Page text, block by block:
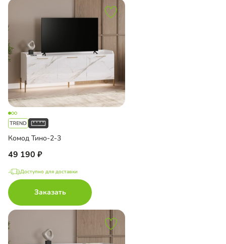
Комод Тино-2-3
49 190
Доступно для доставки
Заказать